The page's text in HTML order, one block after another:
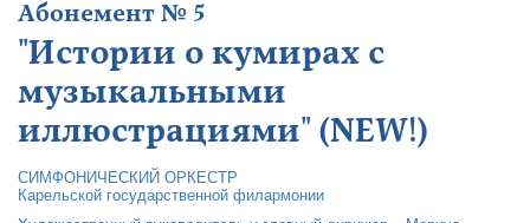
Абонемент № 5
"Истории о кумирах с
музыкальными
иллюстрациями" (NEW!)
СИМФОНИЧЕСКИЙ ОРКЕСТР
Карельской государственной филармонии